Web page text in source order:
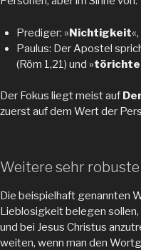
Prediger: »Nichtigkeit
Paulus: Der Apostel
(Röm 1,21) und »
Der Fokus liegt meist auf
zuerst auf dem Wert der
Weitere sehr
Die beispielhaft genannten
Lieblosigkeit belegen
und bei Jesus Christus
weiten, wenn man den